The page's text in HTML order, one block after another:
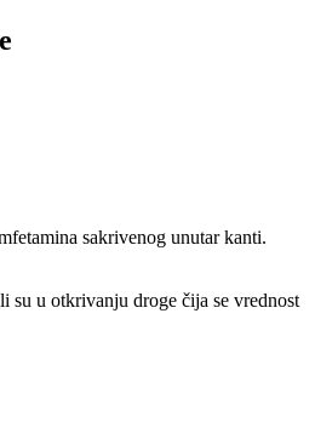
sakrivenog unutar kanti.
su u otkrivanju droge čija se vrednost